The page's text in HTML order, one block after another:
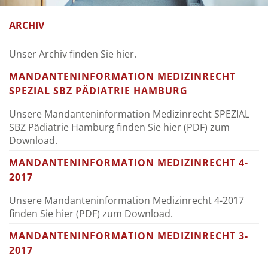
ARCHIV
Unser Archiv finden Sie hier.
MANDANTENINFORMATION MEDIZINRECHT
SPEZIAL SBZ PÄDIATRIE HAMBURG
Unsere Mandanteninformation Medizinrecht SPEZIAL
SBZ Pädiatrie Hamburg finden Sie hier (PDF) zum
Download.
MANDANTENINFORMATION MEDIZINRECHT 4-
2017
Unsere Mandanteninformation Medizinrecht 4-2017
finden Sie hier (PDF) zum Download.
MANDANTENINFORMATION MEDIZINRECHT 3-
2017